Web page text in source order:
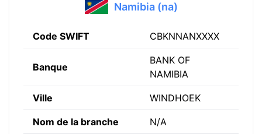
Namibia (na)
Code SWIFT CBKNNANXXXX
Banque
BANK OF
NAMIBIA
Ville WINDHOEK
Nom de la branche N/A